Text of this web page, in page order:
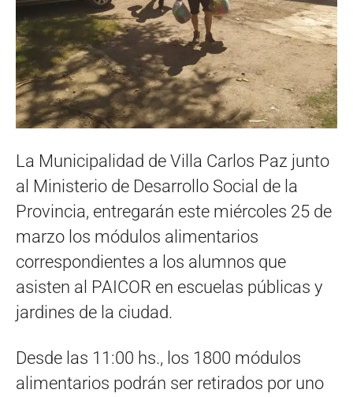
La Municipalidad de Villa Carlos Paz junto
al Ministerio de Desarrollo Social de la
Provincia, entregarán este miércoles 25 de
marzo los módulos alimentarios
correspondientes a los alumnos que
asisten al PAICOR en escuelas públicas y
jardines de la ciudad.
Desde las 11:00 hs., los 1800 módulos
alimentarios podrán ser retirados por uno